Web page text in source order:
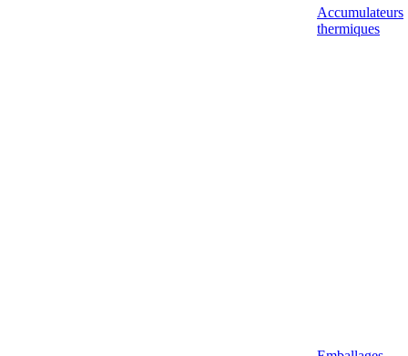
Accumulateurs
thermiques